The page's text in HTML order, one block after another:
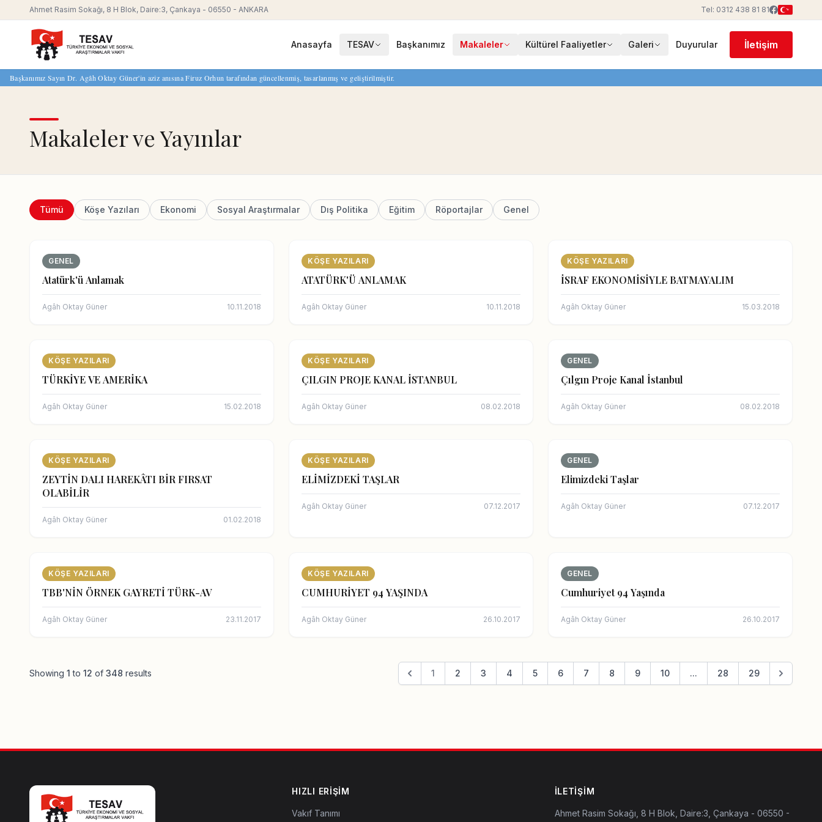
Ahmet Rasim Sokağı, 8 H Blok, Daire:3, Çankaya - 06550 - ANKARA Tel: 0312 438 81 81
Anasayfa TESAV Başkanımız Makaleler Kültürel Faaliyetler Galeri Duyurular İletişim
Başkanımız Sayın Dr. Agâh Oktay Güner'in aziz anısına Firuz Orhun tarafından güncellenmiş, tasarlanmış ve geliştirilmiştir.
Makaleler ve Yayınlar
Tümü Köşe Yazıları Ekonomi Sosyal Araştırmalar Dış Politika Eğitim Röportajlar Genel
GENEL
Atatürk'ü Anlamak
Agâh Oktay Güner 10.11.2018
KÖŞE YAZILARI
ATATÜRK'Ü ANLAMAK
Agâh Oktay Güner 10.11.2018
KÖŞE YAZILARI
İSRAF EKONOMİSİYLE BATMAYALIM
Agâh Oktay Güner 15.03.2018
KÖŞE YAZILARI
TÜRKİYE VE AMERİKA
Agâh Oktay Güner 15.02.2018
KÖŞE YAZILARI
ÇILGIN PROJE KANAL İSTANBUL
Agâh Oktay Güner 08.02.2018
GENEL
Çılgın Proje Kanal İstanbul
Agâh Oktay Güner 08.02.2018
KÖŞE YAZILARI
ZEYTİN DALI HAREKÂTI BİR FIRSAT
OLABİLİR
Agâh Oktay Güner 01.02.2018
KÖŞE YAZILARI
ELİMİZDEKİ TAŞLAR
Agâh Oktay Güner 07.12.2017
GENEL
Elimizdeki Taşlar
Agâh Oktay Güner 07.12.2017
KÖŞE YAZILARI
TBB'NİN ÖRNEK GAYRETİ TÜRK-AV
Agâh Oktay Güner 23.11.2017
KÖŞE YAZILARI
CUMHURİYET 94 YAŞINDA
Agâh Oktay Güner 26.10.2017
GENEL
Cumhuriyet 94 Yaşında
Agâh Oktay Güner 26.10.2017
Showing 1 to 12 of 348 results 1 2 3 4 5 6 7 8 9 10 ... 28 29
HIZLI ERIŞIM
Vakıf Tanımı
İLETIŞIM
Ahmet Rasim Sokağı, 8 H Blok, Daire:3, Çankaya - 06550 -